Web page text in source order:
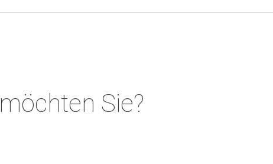
möchten Sie?